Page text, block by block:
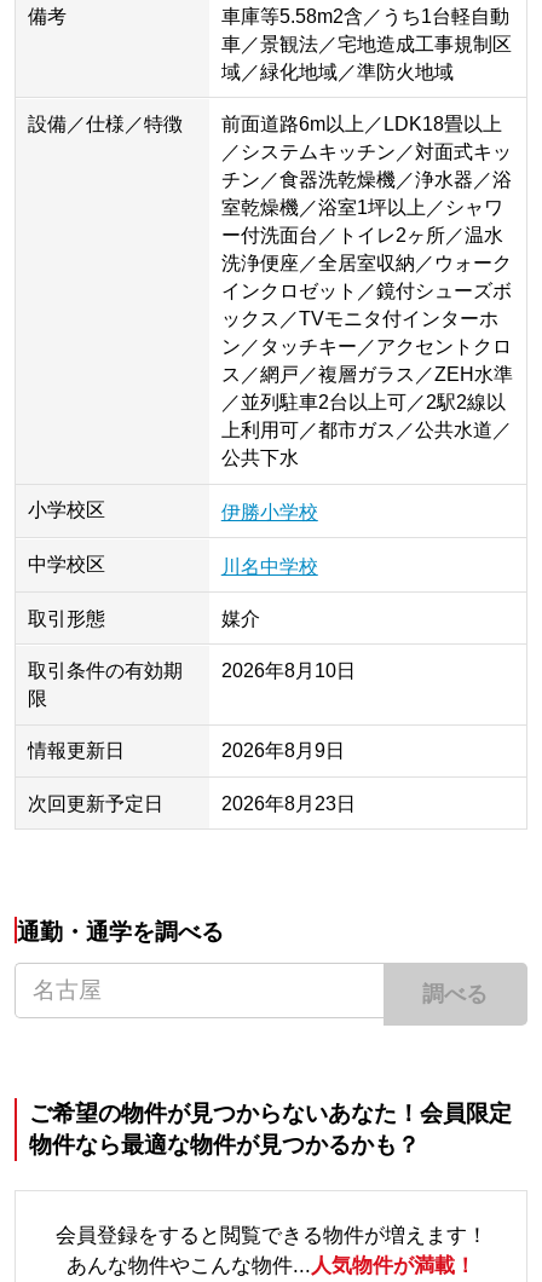
備考
車庫等5.58m2含／うち1台軽自動
車／景観法／宅地造成工事規制区
域／緑化地域／準防火地域
設備／仕様／特徴
前面道路6m以上／LDK18畳以上
／システムキッチン／対面式キッ
チン／食器洗乾燥機／浄水器／浴
室乾燥機／浴室1坪以上／シャワ
ー付洗面台／トイレ2ヶ所／温水
洗浄便座／全居室収納／ウォーク
インクロゼット／鏡付シューズボ
ックス／TVモニタ付インターホ
ン／タッチキー／アクセントクロ
ス／網戸／複層ガラス／ZEH水準
／並列駐車2台以上可／2駅2線以
上利用可／都市ガス／公共水道／
公共下水
小学校区 伊勝小学校
中学校区 川名中学校
取引形態 媒介
取引条件の有効期
限
2026年8月10日
情報更新日 2026年8月9日
次回更新予定日 2026年8月23日
通勤・通学を調べる
調べる
ご希望の物件が見つからないあなた！会員限定
物件なら最適な物件が見つかるかも？
会員登録をすると閲覧できる物件が増えます！
あんな物件やこんな物件...人気物件が満載！